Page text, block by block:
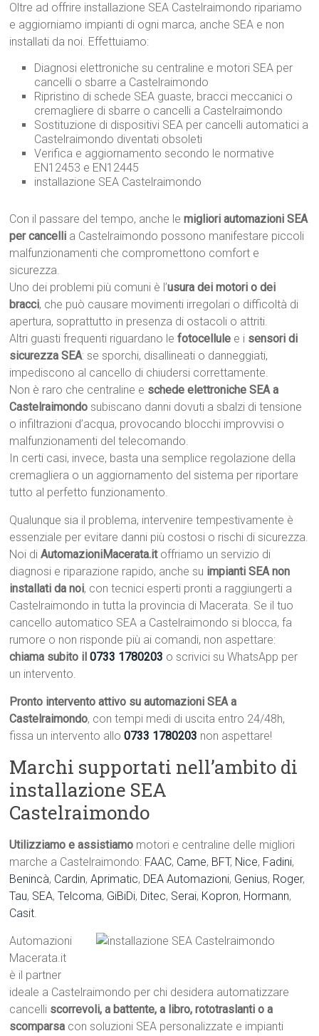
Oltre ad offrire installazione SEA Castelraimondo ripariamo
e aggiorniamo impianti di ogni marca, anche SEA e non
installati da noi. Effettuiamo:
Diagnosi elettroniche su centraline e motori SEA per
cancelli o sbarre a Castelraimondo
Ripristino di schede SEA guaste, bracci meccanici o
cremagliere di sbarre o cancelli a Castelraimondo
Sostituzione di dispositivi SEA per cancelli automatici a
Castelraimondo diventati obsoleti
Verifica e aggiornamento secondo le normative
EN12453 e EN12445
installazione SEA Castelraimondo
Con il passare del tempo, anche lemigliori automazioni SEA
per cancelli a Castelraimondo possono manifestare piccoli
malfunzionamenti che compromettono comfort e
sicurezza.
Uno dei problemi più comuni è l’usura dei motori o dei
bracci, che può causare movimenti irregolari o difficoltà di
apertura, soprattutto in presenza di ostacoli o attriti.
Altri guasti frequenti riguardano lefotocellule e i sensori di
sicurezza SEA: se sporchi, disallineati o danneggiati,
impediscono al cancello di chiudersi correttamente.
Non è raro che centraline e schede elettroniche SEA a
Castelraimondo subiscano danni dovuti a sbalzi di tensione
o infiltrazioni d’acqua, provocando blocchi improvvisi o
malfunzionamenti del telecomando.
In certi casi, invece, basta una semplice regolazione della
cremagliera o un aggiornamento del sistema per riportare
tutto al perfetto funzionamento.
Qualunque sia il problema, intervenire tempestivamente è
essenziale per evitare danni più costosi o rischi di sicurezza.
Noi diAutomazioniMacerata.itoffriamo un servizio di
diagnosi e riparazione rapido, anche su impianti SEA non
installati da noi, con tecnici esperti pronti a raggiungerti a
Castelraimondo in tutta la provincia di Macerata. Se il tuo
cancello automatico SEA a Castelraimondo si blocca, fa
rumore o non risponde più ai comandi, non aspettare:
chiama subito il0733 1780203 o scrivici su WhatsApp per
un intervento.
Pronto intervento attivo su automazioni SEA a
Castelraimondo, con tempi medi di uscita entro 24/48h,
fissa un intervento allo0733 1780203 non aspettare!
Marchi supportati nell’ambito di
installazione SEA
Castelraimondo
Utilizziamo e assistiamo motori e centraline delle migliori
marche a Castelraimondo: FAAC, Came, BFT, Nice, Fadini,
Benincà, Cardin,Aprimatic, DEA Automazioni, Genius, Roger,
Tau, SEA,Telcoma, GiBiDi, Ditec, Serai, Kopron, Hormann,
Casit.
Automazioni
Macerata.it
è il partner
ideale a Castelraimondo per chi desidera automatizzare
cancelli scorrevoli, a battente, a libro, rototraslanti o a
scomparsa con soluzioni SEA personalizzate e impianti